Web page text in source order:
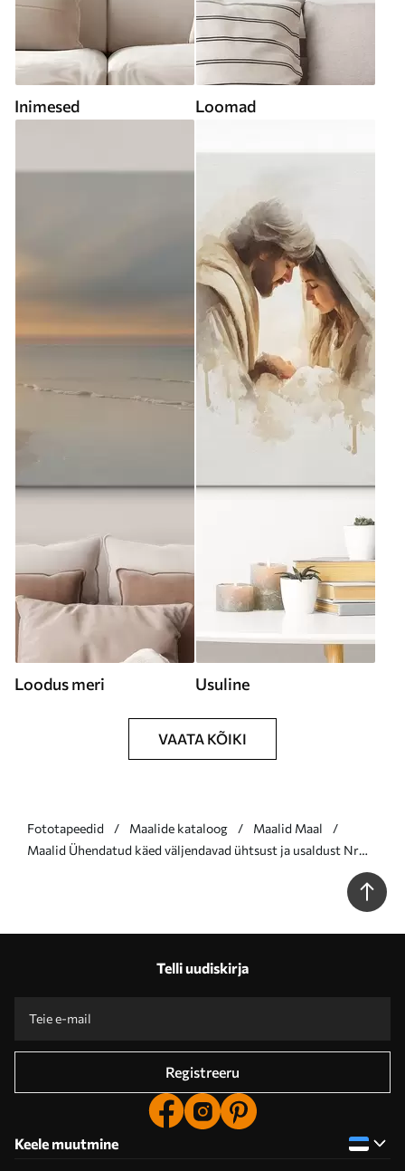
Inimesed Loomad
Loodus meri Usuline
VAATA KÕIKI
Fototapeedid Maalide kataloog
Maalid Maal
Maalid Ühendatud käed väljendavad ühtsust ja usaldust Nr
Telli uudiskirja
Registreeru
Keele muutmine